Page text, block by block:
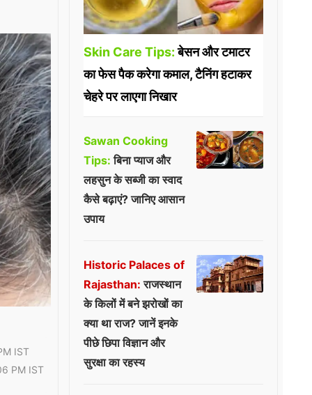
IST
PM IST
Skin Care Tips:बेसन और टमाटर
का फेस पैक करेगा कमाल, टैनिंग हटाकर
चेहरे पर लाएगा निखार
Sawan Cooking
Tips: बिना प्याज और
लहसुन के सब्जी का स्वाद
कैसे बढ़ाएं? जानिए आसान
उपाय
Historic Palaces of
Rajasthan: राजस्थान
के किलों में बने झरोखों का
क्या था राज? जानें इनके
पीछे छिपा विज्ञान और
सुरक्षा का रहस्य